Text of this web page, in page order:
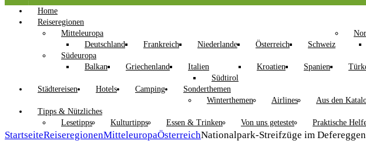
Home
Reiseregionen
Mitteleuropa
Deutschland
Frankreich Niederlande Österreich Schweiz
Südeuropa
Balkan
Griechenland
Italien
Südtirol
Kroatien Spanien
Städtereisen
Hotels Camping
Sonderthemen
Winterthemen
Airlines Aus den
Tipps & Nützliches
Lesetipps
Kulturtipps Essen & Trinken Von uns getestet Praktische
StartseiteReiseregionenMitteleuropaÖsterreichNationalpark-Streifzüge im